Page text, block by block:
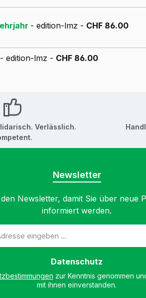
- edition-lmz - CHF 86.00
- edition-lmz - CHF 86.00
Verlässlich.
Newsletter
Newsletter, damit Sie über neue
informiert werden.
Datenschutz
zur Kenntnis genommen
mit ihnen einverstanden.